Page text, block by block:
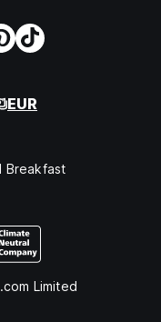
EUR
Breakfast
Limited